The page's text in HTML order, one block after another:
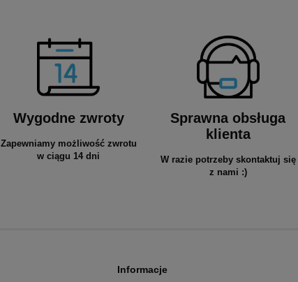
Wygodne zwroty
Zapewniamy możliwość zwrotu
w ciągu 14 dni
Sprawna obsługa
klienta
W razie potrzeby skontaktuj się
z nami :)
Informacje